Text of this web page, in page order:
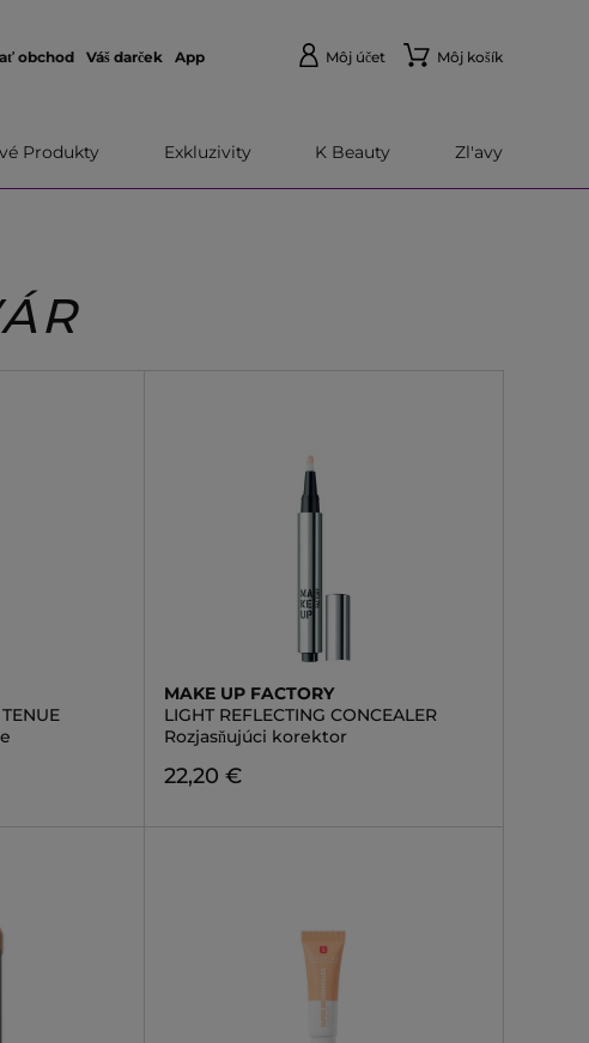
obchod Váš darček App Môj účet Môj košík
Produkty Exkluzivity K Beauty Zl'avy
MAKE UP FACTORY
LIGHT REFLECTING CONCEALER
Rozjasňujúci korektor
22,20 €